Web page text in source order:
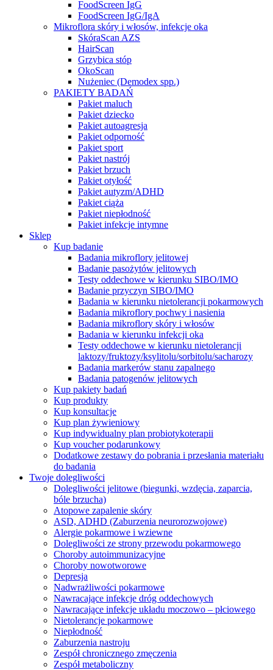
FoodScreen IgG
FoodScreen IgG/IgA
Mikroflora skóry i włosów, infekcje oka
SkóraScan AZS
HairScan
Grzybica stóp
OkoScan
Nużeniec (Demodex spp.)
PAKIETY BADAŃ
Pakiet maluch
Pakiet dziecko
Pakiet autoagresja
Pakiet odporność
Pakiet sport
Pakiet nastrój
Pakiet brzuch
Pakiet otyłość
Pakiet autyzm/ADHD
Pakiet ciąża
Pakiet niepłodność
Pakiet infekcje intymne
Sklep
Kup badanie
Badania mikroflory jelitowej
Badanie pasożytów jelitowych
Testy oddechowe w kierunku SIBO/IMO
Badanie przyczyn SIBO/IMO
Badania w kierunku nietolerancji pokarmowych
Badania mikroflory pochwy i nasienia
Badania mikroflory skóry i włosów
Badania w kierunku infekcji oka
Testy oddechowe w kierunku nietolerancji
laktozy/fruktozy/ksylitolu/sorbitolu/sacharozy
Badania markerów stanu zapalnego
Badania patogenów jelitowych
Kup pakiety badań
Kup produkty
Kup konsultacje
Kup plan żywieniowy
Kup indywidualny plan probiotykoterapii
Kup voucher podarunkowy
Dodatkowe zestawy do pobrania i przesłania materiału
do badania
Twoje dolegliwości
Dolegliwości jelitowe (biegunki, wzdęcia, zaparcia,
bóle brzucha)
Atopowe zapalenie skóry
ASD, ADHD (Zaburzenia neurorozwojowe)
Alergie pokarmowe i wziewne
Dolegliwości ze strony przewodu pokarmowego
Choroby autoimmunizacyjne
Choroby nowotworowe
Depresja
Nadwrażliwości pokarmowe
Nawracające infekcje dróg oddechowych
Nawracające infekcje układu moczowo – płciowego
Nietolerancje pokarmowe
Niepłodność
Zaburzenia nastroju
Zespół chronicznego zmęczenia
Zespół metaboliczny